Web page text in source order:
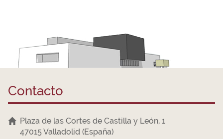
Contacto
Plaza de las Cortes de Castilla y León, 1
47015 Valladolid (España)